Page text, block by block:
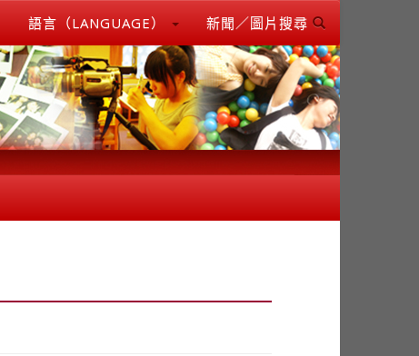
語言（LANGUAGE） 新聞／圖片搜尋